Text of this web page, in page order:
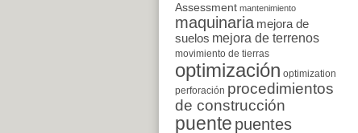
Assessment mantenimiento
maquinaria mejora de
suelos mejora de terrenos
movimiento de tierras
optimización optimization
perforación procedimientos
de construcción
puente puentes